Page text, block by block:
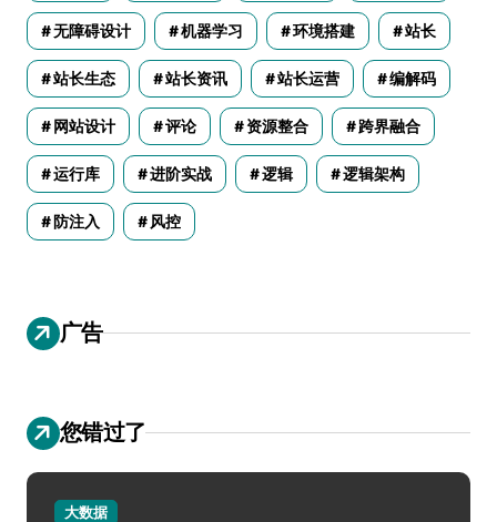
无障碍设计 机器学习 环境搭建 站长
站长生态 站长资讯 站长运营 编解码
网站设计 评论 资源整合 跨界融合
运行库 进阶实战 逻辑 逻辑架构
防注入 风控
广告
您错过了
大数据